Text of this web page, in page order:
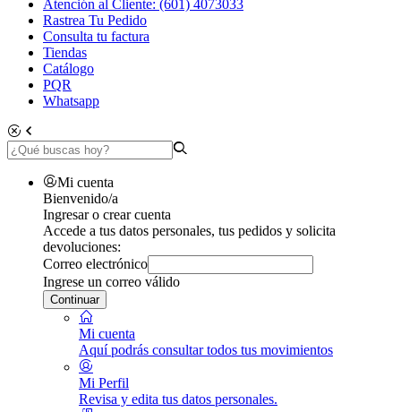
Atención al Cliente: (601) 4073033
Rastrea Tu Pedido
Consulta tu factura
Tiendas
Catálogo
PQR
Whatsapp
Mi cuenta
Bienvenido/a
Ingresar o crear cuenta
Accede a tus datos personales, tus pedidos y solicita
devoluciones:
Correo electrónico
Ingrese un correo válido
Continuar
Mi cuenta
Aquí podrás consultar todos tus movimientos
Mi Perfil
Revisa y edita tus datos personales.